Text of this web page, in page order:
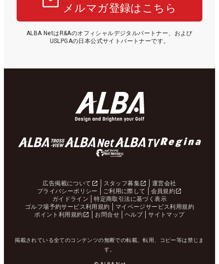
メルマガ登録はこちら
ALBA NetはR&Aのオフィシャルデジタルパートナー、および
USLPGAの日本公式サイトパートナーです。
広告掲載について スタッフ募集
運営会社
プライバシーポリシー
ご利用に際して
会員規約
ガイドライン
特定商取引法に基づく表示
ゴルフ場予約サービス利用規約
マイページサービス利用規約
ポイント利用規約
お問合せ ヘルプ サイトマップ
掲載されている全てのコンテンツの無断での転載、転用、コピー等は禁じま
す。